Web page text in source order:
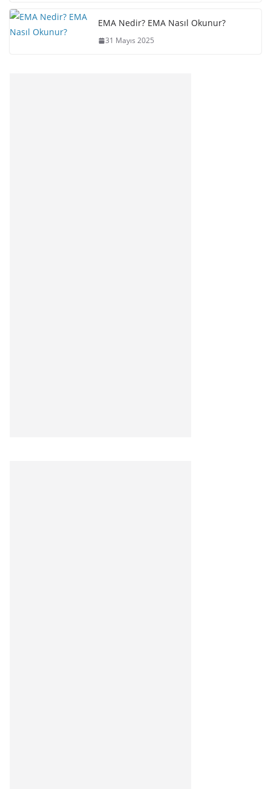
EMA Nedir? EMA Nasıl Okunur?
31 Mayıs 2025